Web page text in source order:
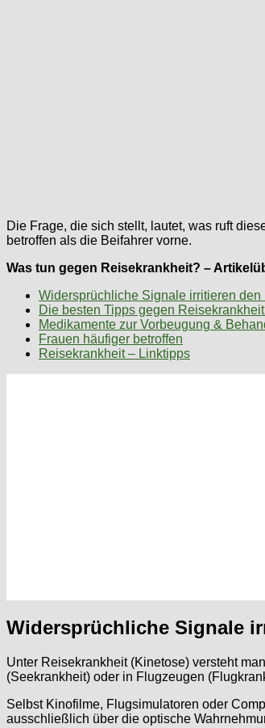
Die Frage, die sich stellt, lautet, was ruft
betroffen als die Beifahrer vorne.
Was tun gegen Reisekrankheit? –
Widersprüchliche Signale irritieren den
Die besten Tipps gegen
Medikamente zur Vorbeugung &
Frauen häufiger betroffen
Reisekrankheit – Linktipps
Widersprüchliche Signale
Unter Reisekrankheit (Kinetose) versteht
(Seekrankheit) oder in Flugzeugen
Selbst Kinofilme, Flugsimulatoren oder
ausschließlich über die optische